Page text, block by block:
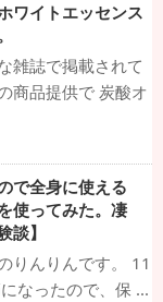
ワイトエッセンス
雑誌で掲載されて
商品提供で 炭酸オ
で全身に使える
使ってみた。凄
】
りんりんです。 11
なったので、保 ...